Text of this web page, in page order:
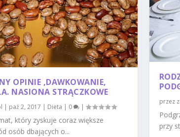
OPINIE ,DAWKOWANIE,
NASIONA STRĄCZKOWE
| paź 2, 2017 | Dieta | 0 |
który zyskuje coraz większe
osób dbających o...
przez
przy